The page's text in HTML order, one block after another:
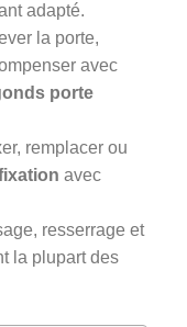
adapté.
la porte,
avec
porte
remplacer ou
avec
resserrage et
la plupart des